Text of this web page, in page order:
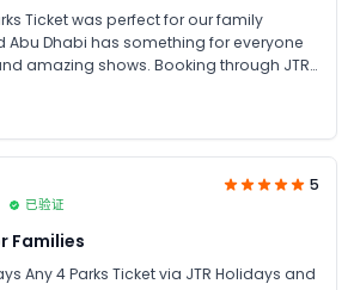
Ticket was perfect for our family
Abu Dhabi has something for everyone
amazing shows. Booking through JTR
已验证
5
Families
Any 4 Parks Ticket via JTR Holidays and